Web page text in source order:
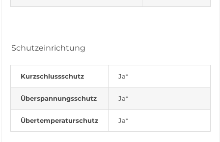
Schutzeinrichtung
Kurzschlussschutz Ja*
Überspannungsschutz Ja*
Übertemperaturschutz Ja*